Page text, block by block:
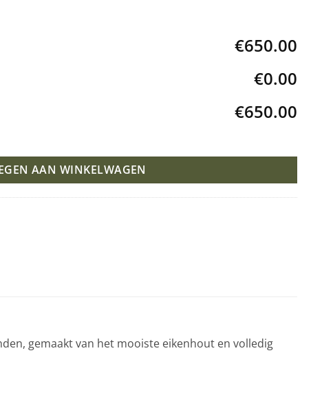
€650.00
€0.00
€650.00
AAN WINKELWAGEN
gemaakt van het mooiste eikenhout en volledig